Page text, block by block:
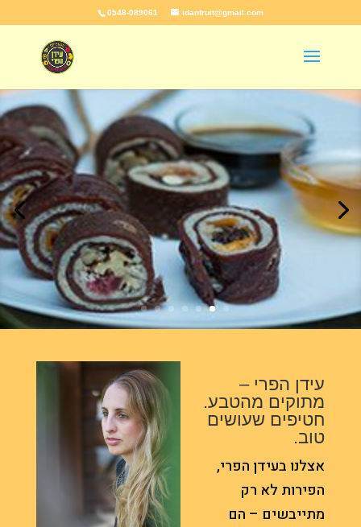
0548-089061 idanfruit@gmail.com
עידן הפרי –
מתוקים מהטבע.
חטיפים שעושים
טוב.
אצלנו בעידן הפרי,
הפירות לא רק
מתייבשים – הם